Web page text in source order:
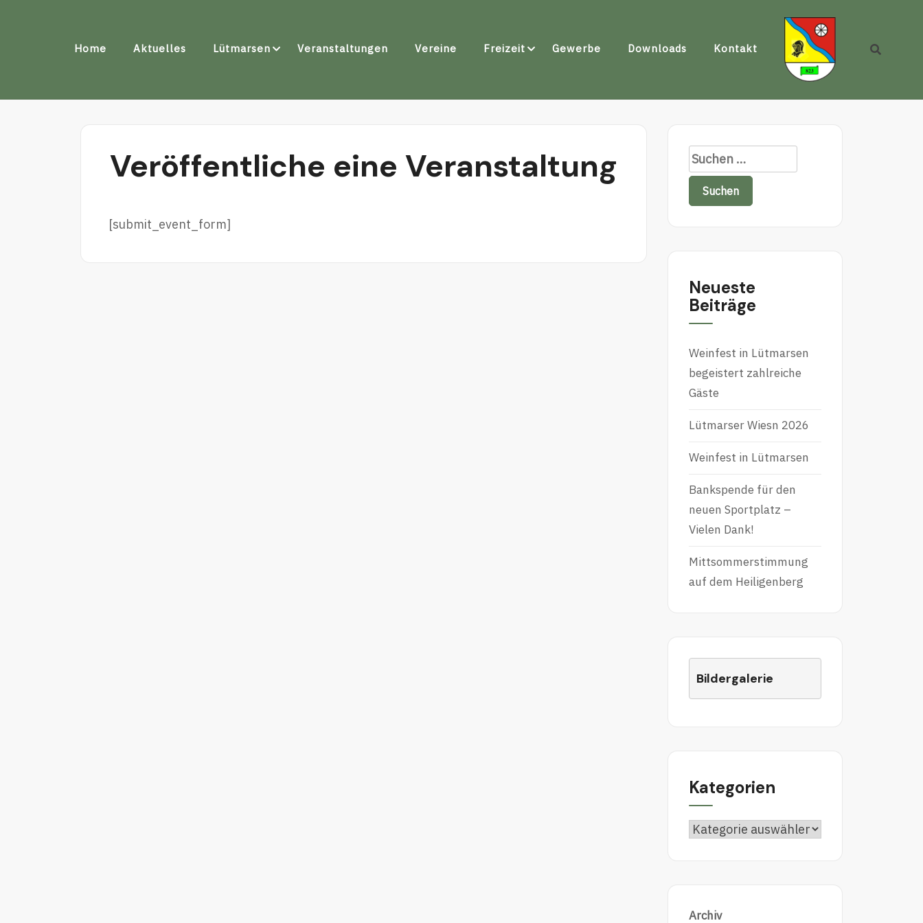
Home Aktuelles Lütmarsen Veranstaltungen Vereine Freizeit Gewerbe Downloads Kontakt
Veröffentliche eine Veranstaltung
[submit_event_form]
Suchen
nach:
Neueste
Beiträge
Weinfest in Lütmarsen
begeistert zahlreiche
Gäste
Lütmarser Wiesn 2026
Weinfest in Lütmarsen
Bankspende für den
neuen Sportplatz –
Vielen Dank!
Mittsommerstimmung
auf dem Heiligenberg
Bildergalerie
Kategorien
Kategorien
Archiv